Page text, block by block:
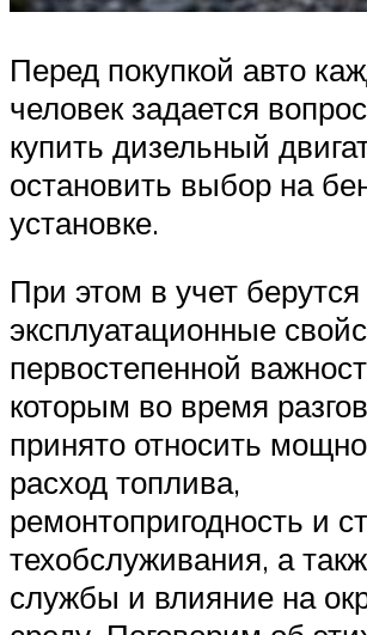
Перед покупкой авто
человек задается
купить дизельный
остановить выбор на
установке.
При этом в учет берутся
эксплуатационные
первостепенной
которым во время
принято относить
расход топлива,
ремонтопригодность и
техобслуживания, а
службы и влияние на